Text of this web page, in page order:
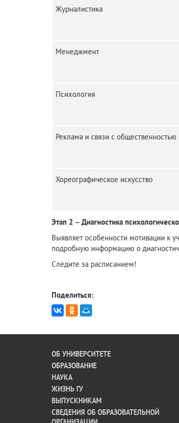
Журналистика
Менеджмент
Психология
Реклама и связи с общественностью
Хореографическое искусство
Этап 2 – Диагностика
Выявляет особенности мотивации к
подробную информацию о
Следите за расписанием!
Поделиться:
ОБ УНИВЕРСИТЕТЕ
ОБРАЗОВАНИЕ
НАУКА
ЖИЗНЬ ГУ
ВЫПУСКНИКАМ
СВЕДЕНИЯ ОБ ОБРАЗОВАТЕЛЬНОЙ